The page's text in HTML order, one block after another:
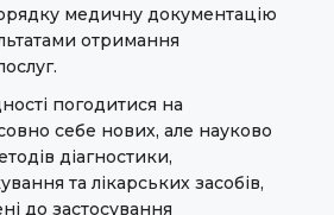
медичну документацію
отримання
погодитися на
себе нових, але науково
діагностики,
та лікарських засобів,
до застосування